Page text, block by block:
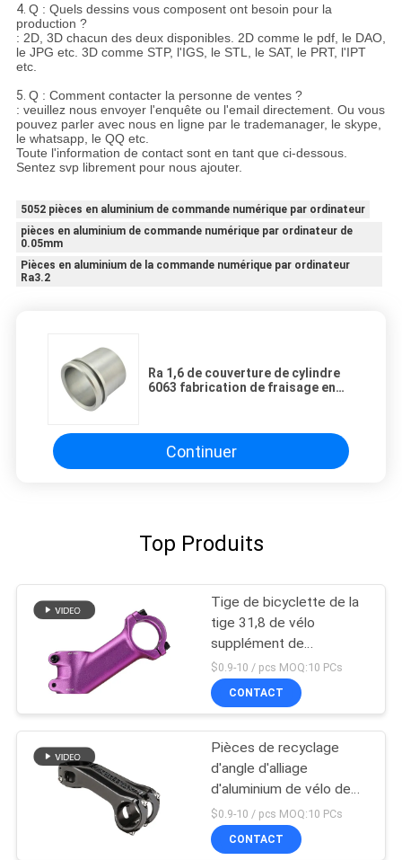
4. Q : Quels dessins vous composent ont besoin pour la
production ?
: 2D, 3D chacun des deux disponibles. 2D comme le pdf, le DAO,
le JPG etc. 3D comme STP, l'IGS, le STL, le SAT, le PRT, l'IPT
etc.
5. Q : Comment contacter la personne de ventes ?
: veuillez nous envoyer l'enquête ou l'email directement. Ou vous
pouvez parler avec nous en ligne par le trademanager, le skype,
le whatsapp, le QQ etc.
Toute l'information de contact sont en tant que ci-dessous.
Sentez svp librement pour nous ajouter.
5052 pièces en aluminium de commande numérique par ordinateur
pièces en aluminium de commande numérique par ordinateur de
0.05mm
Pièces en aluminium de la commande numérique par ordinateur
Ra3.2
Ra 1,6 de couverture de cylindre
6063 fabrication de fraisage en
ordinateur
Continuer
Top Produits
Tige de bicyclette de la
tige 31,8 de vélo
supplément de
canalisation verticale de
guidon de 35 degrés
$0.9-10 / pcs MOQ:10 PCs
CONTACT
Pièces de recyclage
d'angle d'alliage
d'aluminium de vélo de
guidon de bicyclette
réglable de tige
$0.9-10 / pcs MOQ:10 PCs
CONTACT